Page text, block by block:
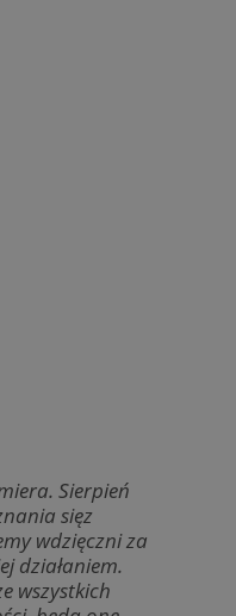
Sierpień
sięz
wdzięczni za
działaniem.
wszystkich